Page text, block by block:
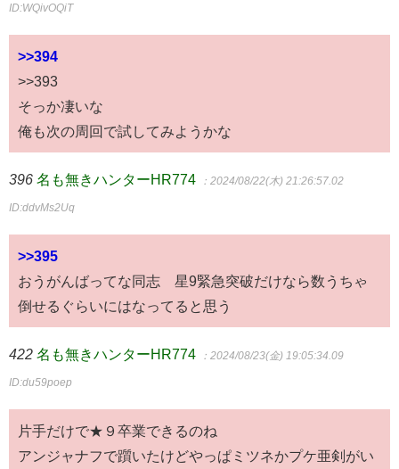
ID:WQivOQiT
>>394
>>393
そっか凄いな
俺も次の周回で試してみようかな
396 名も無きハンターHR774 ：2024/08/22(木) 21:26:57.02
ID:ddvMs2Uq
>>395
おうがんばってな同志 星9緊急突破だけなら数うちゃ
倒せるぐらいにはなってると思う
422 名も無きハンターHR774 ：2024/08/23(金) 19:05:34.09
ID:du59poep
片手だけで★９卒業できるのね
アンジャナフで躓いたけどやっぱミツネかプケ亜剣がい